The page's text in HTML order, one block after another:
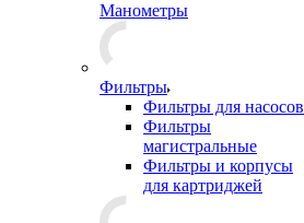
Манометры
Фильтры
Фильтры для насосов
Фильтры
магистральные
Фильтры и корпусы
для картриджей